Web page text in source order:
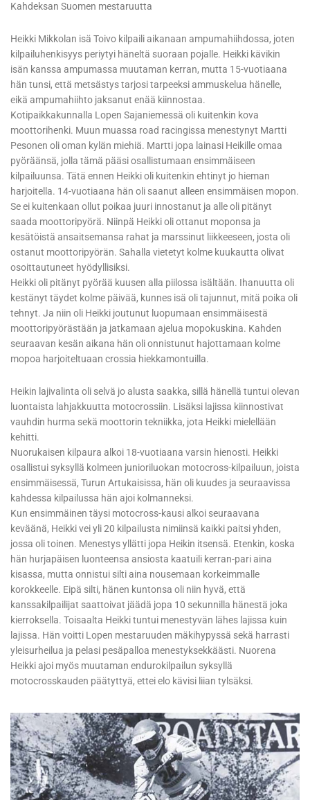
Kahdeksan Suomen mestaruutta
Heikki Mikkolan isä Toivo kilpaili aikanaan ampumahiihdossa, joten
kilpailuhenkisyys periytyi häneltä suoraan pojalle. Heikki kävikin
isän kanssa ampumassa muutaman kerran, mutta 15-vuotiaana
hän tunsi, että metsästys tarjosi tarpeeksi ammuskelua hänelle,
eikä ampumahiihto jaksanut enää kiinnostaa.
Kotipaikkakunnalla Lopen Sajaniemessä oli kuitenkin kova
moottorihenki. Muun muassa road racingissa menestynyt Martti
Pesonen oli oman kylän miehiä. Martti jopa lainasi Heikille omaa
pyöräänsä, jolla tämä pääsi osallistumaan ensimmäiseen
kilpailuunsa. Tätä ennen Heikki oli kuitenkin ehtinyt jo hieman
harjoitella. 14-vuotiaana hän oli saanut alleen ensimmäisen mopon.
Se ei kuitenkaan ollut poikaa juuri innostanut ja alle oli pitänyt
saada moottoripyörä. Niinpä Heikki oli ottanut moponsa ja
kesätöistä ansaitsemansa rahat ja marssinut liikkeeseen, josta oli
ostanut moottoripyörän. Sahalla vietetyt kolme kuukautta olivat
osoittautuneet hyödyllisiksi.
Heikki oli pitänyt pyörää kuusen alla piilossa isältään. Ihanuutta oli
kestänyt täydet kolme päivää, kunnes isä oli tajunnut, mitä poika oli
tehnyt. Ja niin oli Heikki joutunut luopumaan ensimmäisestä
moottoripyörästään ja jatkamaan ajelua mopokuskina. Kahden
seuraavan kesän aikana hän oli onnistunut hajottamaan kolme
mopoa harjoiteltuaan crossia hiekkamontuilla.
Heikin lajivalinta oli selvä jo alusta saakka, sillä hänellä tuntui olevan
luontaista lahjakkuutta motocrossiin. Lisäksi lajissa kiinnostivat
vauhdin hurma sekä moottorin tekniikka, jota Heikki mielellään
kehitti.
Nuorukaisen kilpaura alkoi 18-vuotiaana varsin hienosti. Heikki
osallistui syksyllä kolmeen junioriluokan motocross-kilpailuun, joista
ensimmäisessä, Turun Artukaisissa, hän oli kuudes ja seuraavissa
kahdessa kilpailussa hän ajoi kolmanneksi.
Kun ensimmäinen täysi motocross-kausi alkoi seuraavana
keväänä, Heikki vei yli 20 kilpailusta nimiinsä kaikki paitsi yhden,
jossa oli toinen. Menestys yllätti jopa Heikin itsensä. Etenkin, koska
hän hurjapäisen luonteensa ansiosta kaatuili kerran-pari aina
kisassa, mutta onnistui silti aina nousemaan korkeimmalle
korokkeelle. Eipä silti, hänen kuntonsa oli niin hyvä, että
kanssakilpailijat saattoivat jäädä jopa 10 sekunnilla hänestä joka
kierroksella. Toisaalta Heikki tuntui menestyvän lähes lajissa kuin
lajissa. Hän voitti Lopen mestaruuden mäkihypyssä sekä harrasti
yleisurheilua ja pelasi pesäpalloa menestyksekkäästi. Nuorena
Heikki ajoi myös muutaman endurokilpailun syksyllä
motocrosskauden päätyttyä, ettei elo kävisi liian tylsäksi.